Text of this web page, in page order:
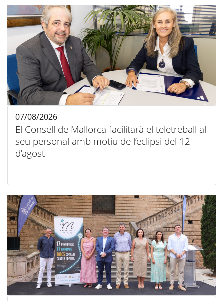
El Consell de Mallorca facilitarà el teletreball al
seu personal amb motiu de l’eclipsi del 12
d’agost
07/08/2026